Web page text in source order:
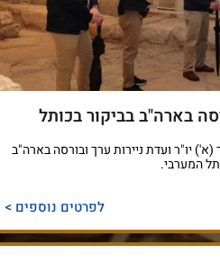
בארה"ב בביקור בכותל
יו"ר ועדת ניירות ערך ובורסה בארה"ב
המערבי.
לפרטים נוספים >